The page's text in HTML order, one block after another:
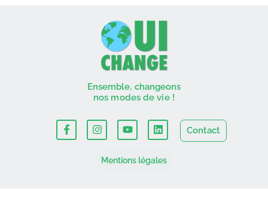
Ensemble, changeons
nos modes de vie !
Contact
Mentions légales